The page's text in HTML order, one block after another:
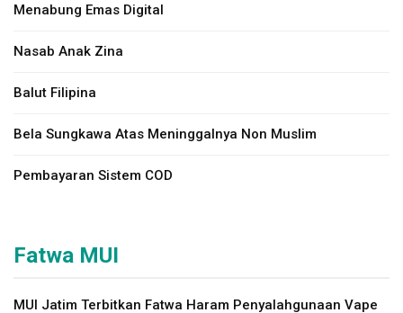
Menabung Emas Digital
Nasab Anak Zina
Balut Filipina
Bela Sungkawa Atas Meninggalnya Non Muslim
Pembayaran Sistem COD
Fatwa MUI
MUI Jatim Terbitkan Fatwa Haram Penyalahgunaan Vape